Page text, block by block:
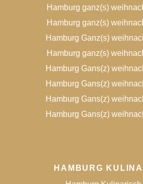
Hamburg ganz(s)
Hamburg ganz(s)
Hamburg Ganz(s)
Hamburg ganz(s)
Hamburg Gans(z)
Hamburg Gans(z)
Hamburg Gans(z)
Hamburg Gans(z)
HAMBURG